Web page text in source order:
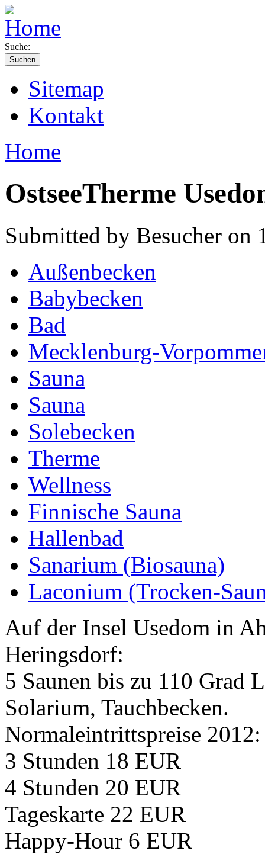
Suche:
Sitemap
Kontakt
Home
OstseeTherme
Submitted by Besucher on
Außenbecken
Babybecken
Bad
Mecklenburg-
Sauna
Sauna
Solebecken
Therme
Wellness
Finnische Sauna
Hallenbad
Sanarium (Biosauna)
Laconium (Trocken-
Auf der Insel Usedom in
Heringsdorf:
5 Saunen bis zu 110 Grad
Solarium, Tauchbecken.
Normaleintrittspreise 2012:
3 Stunden 18 EUR
4 Stunden 20 EUR
Tageskarte 22 EUR
Happy-Hour 6 EUR